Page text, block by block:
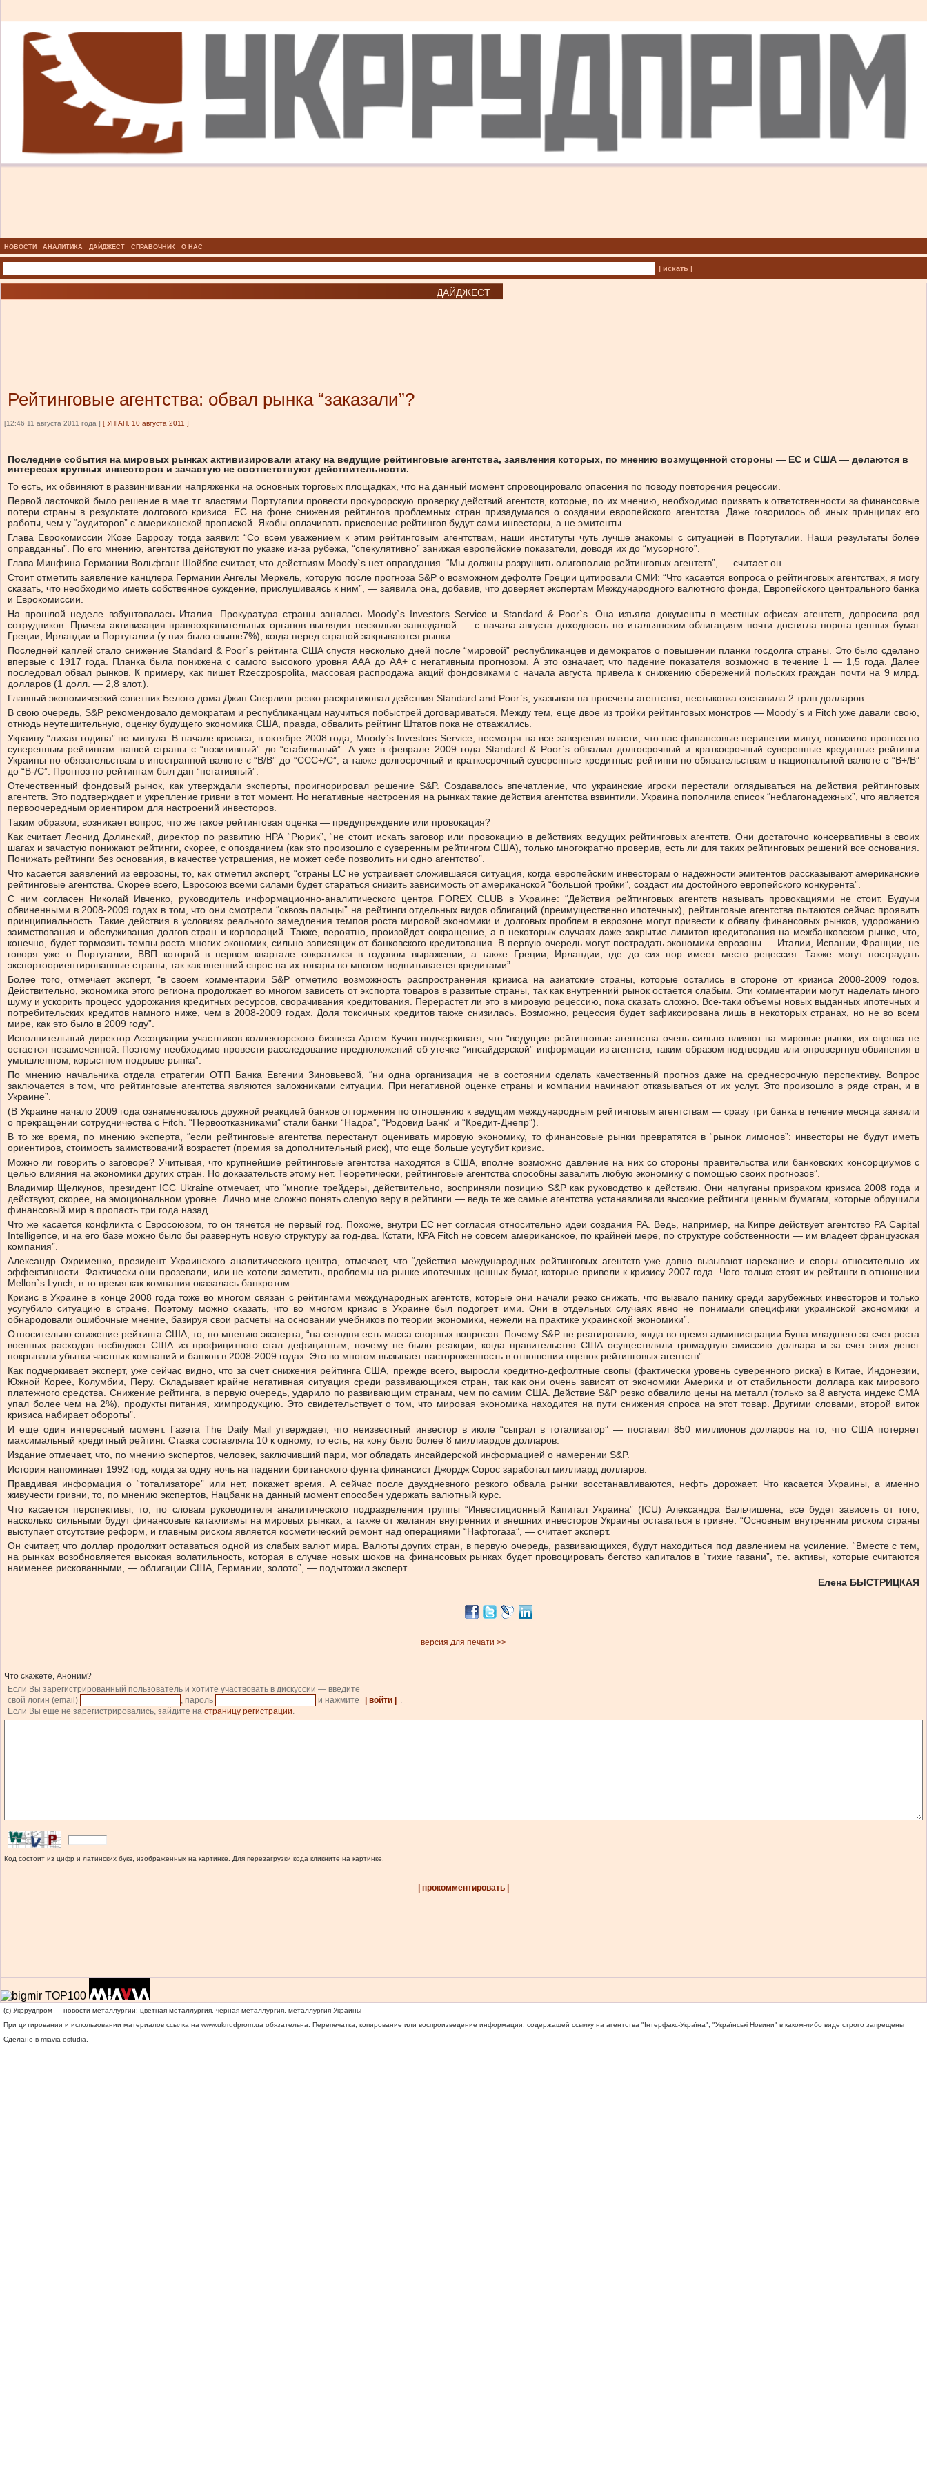
НОВОСТИ АНАЛИТИКА ДАЙДЖЕСТ СПРАВОЧНИК О НАС
| искать |
ДАЙДЖЕСТ
Рейтинговые агентства: обвал рынка “заказали”?
[12:46 11 августа 2011 года ] [ УНІАН, 10 августа 2011 ]
Последние события на мировых рынках активизировали атаку на ведущие рейтинговые агентства, заявления которых, по мнению возмущенной стороны — ЕС и США — делаются в
интересах крупных инвесторов и зачастую не соответствуют действительности.
То есть, их обвиняют в развинчивании напряженки на основных торговых площадках, что на данный момент спровоцировало опасения по поводу повторения рецессии.
Первой ласточкой было решение в мае т.г. властями Португалии провести прокурорскую проверку действий агентств, которые, по их мнению, необходимо призвать к ответственности за финансовые
потери страны в результате долгового кризиса. ЕС на фоне снижения рейтингов проблемных стран призадумался о создании европейского агентства. Даже говорилось об иных принципах его
работы, чем у “аудиторов” с американской пропиской. Якобы оплачивать присвоение рейтингов будут сами инвесторы, а не эмитенты.
Глава Еврокомиссии Жозе Баррозу тогда заявил: “Со всем уважением к этим рейтинговым агентствам, наши институты чуть лучше знакомы с ситуацией в Португалии. Наши результаты более
оправданны”. По его мнению, агентства действуют по указке из-за рубежа, “спекулятивно” занижая европейские показатели, доводя их до “мусорного”.
Глава Минфина Германии Вольфганг Шойбле считает, что действиям Moody`s нет оправдания. “Мы должны разрушить олигополию рейтинговых агентств”, — считает он.
Стоит отметить заявление канцлера Германии Ангелы Меркель, которую после прогноза S&P о возможном дефолте Греции цитировали СМИ: “Что касается вопроса о рейтинговых агентствах, я могу
сказать, что необходимо иметь собственное суждение, прислушиваясь к ним”, — заявила она, добавив, что доверяет экспертам Международного валютного фонда, Европейского центрального банка
и Еврокомиссии.
На прошлой неделе взбунтовалась Италия. Прокуратура страны занялась Moody`s Investors Service и Standard & Poor`s. Она изъяла документы в местных офисах агентств, допросила ряд
сотрудников. Причем активизация правоохранительных органов выглядит несколько запоздалой — с начала августа доходность по итальянским облигациям почти достигла порога ценных бумаг
Греции, Ирландии и Португалии (у них было свыше7%), когда перед страной закрываются рынки.
Последней каплей стало снижение Standard & Poor`s рейтинга США спустя несколько дней после “мировой” республиканцев и демократов о повышении планки госдолга страны. Это было сделано
впервые с 1917 года. Планка была понижена с самого высокого уровня ААА до АА+ с негативным прогнозом. А это означает, что падение показателя возможно в течение 1 — 1,5 года. Далее
последовал обвал рынков. К примеру, как пишет Rzeczpospolita, массовая распродажа акций фондовиками с начала августа привела к снижению сбережений польских граждан почти на 9 млрд.
долларов (1 долл. — 2,8 злот.).
Главный экономический советник Белого дома Джин Сперлинг резко раскритиковал действия Standard and Poor`s, указывая на просчеты агентства, нестыковка составила 2 трлн долларов.
В свою очередь, S&P рекомендовало демократам и республиканцам научиться побыстрей договариваться. Между тем, еще двое из тройки рейтинговых монстров — Moody`s и Fitch уже давали свою,
отнюдь неутешительную, оценку будущего экономика США, правда, обвалить рейтинг Штатов пока не отважились.
Украину “лихая година” не минула. В начале кризиса, в октябре 2008 года, Moody`s Investors Service, несмотря на все заверения власти, что нас финансовые перипетии минут, понизило прогноз по
суверенным рейтингам нашей страны с “позитивный” до “стабильный”. А уже в феврале 2009 года Standard & Poor`s обвалил долгосрочный и краткосрочный суверенные кредитные рейтинги
Украины по обязательствам в иностранной валюте с “В/В” до “ССС+/С”, а также долгосрочный и краткосрочный суверенные кредитные рейтинги по обязательствам в национальной валюте с “В+/В”
до “В-/С”. Прогноз по рейтингам был дан “негативный”.
Отечественный фондовый рынок, как утверждали эксперты, проигнорировал решение S&P. Создавалось впечатление, что украинские игроки перестали оглядываться на действия рейтинговых
агентств. Это подтверждает и укрепление гривни в тот момент. Но негативные настроения на рынках такие действия агентства взвинтили. Украина пополнила список “неблагонадежных”, что является
первоочередным ориентиром для настроений инвесторов.
Таким образом, возникает вопрос, что же такое рейтинговая оценка — предупреждение или провокация?
Как считает Леонид Долинский, директор по развитию НРА “Рюрик”, “не стоит искать заговор или провокацию в действиях ведущих рейтинговых агентств. Они достаточно консервативны в своих
шагах и зачастую понижают рейтинги, скорее, с опозданием (как это произошло с суверенным рейтингом США), только многократно проверив, есть ли для таких рейтинговых решений все основания.
Понижать рейтинги без основания, в качестве устрашения, не может себе позволить ни одно агентство”.
Что касается заявлений из еврозоны, то, как отметил эксперт, “страны ЕС не устраивает сложившаяся ситуация, когда европейским инвесторам о надежности эмитентов рассказывают американские
рейтинговые агентства. Скорее всего, Евросоюз всеми силами будет стараться снизить зависимость от американской “большой тройки”, создаст им достойного европейского конкурента”.
С ним согласен Николай Ивченко, руководитель информационно-аналитического центра FOREX CLUB в Украине: “Действия рейтинговых агентств называть провокациями не стоит. Будучи
обвиненными в 2008-2009 годах в том, что они смотрели “сквозь пальцы” на рейтинги отдельных видов облигаций (преимущественно ипотечных), рейтинговые агентства пытаются сейчас проявить
принципиальность. Такие действия в условиях реального замедления темпов роста мировой экономики и долговых проблем в еврозоне могут привести к обвалу финансовых рынков, удорожанию
заимствования и обслуживания долгов стран и корпораций. Также, вероятно, произойдет сокращение, а в некоторых случаях даже закрытие лимитов кредитования на межбанковском рынке, что,
конечно, будет тормозить темпы роста многих экономик, сильно зависящих от банковского кредитования. В первую очередь могут пострадать экономики еврозоны — Италии, Испании, Франции, не
говоря уже о Португалии, ВВП которой в первом квартале сократился в годовом выражении, а также Греции, Ирландии, где до сих пор имеет место рецессия. Также могут пострадать
экспортоориентированные страны, так как внешний спрос на их товары во многом подпитывается кредитами”.
Более того, отмечает эксперт, “в своем комментарии S&P отметило возможность распространения кризиса на азиатские страны, которые остались в стороне от кризиса 2008-2009 годов.
Действительно, экономика этого региона продолжает во многом зависеть от экспорта товаров в развитые страны, так как внутренний рынок остается слабым. Эти комментарии могут наделать много
шуму и ускорить процесс удорожания кредитных ресурсов, сворачивания кредитования. Перерастет ли это в мировую рецессию, пока сказать сложно. Все-таки объемы новых выданных ипотечных и
потребительских кредитов намного ниже, чем в 2008-2009 годах. Доля токсичных кредитов также снизилась. Возможно, рецессия будет зафиксирована лишь в некоторых странах, но не во всем
мире, как это было в 2009 году”.
Исполнительный директор Ассоциации участников коллекторского бизнеса Артем Кучин подчеркивает, что “ведущие рейтинговые агентства очень сильно влияют на мировые рынки, их оценка не
остается незамеченной. Поэтому необходимо провести расследование предположений об утечке “инсайдерской” информации из агентств, таким образом подтвердив или опровергнув обвинения в
умышленном, корыстном подрыве рынка”.
По мнению начальника отдела стратегии ОТП Банка Евгении Зиновьевой, “ни одна организация не в состоянии сделать качественный прогноз даже на среднесрочную перспективу. Вопрос
заключается в том, что рейтинговые агентства являются заложниками ситуации. При негативной оценке страны и компании начинают отказываться от их услуг. Это произошло в ряде стран, и в
Украине”.
(В Украине начало 2009 года ознаменовалось дружной реакцией банков отторжения по отношению к ведущим международным рейтинговым агентствам — сразу три банка в течение месяца заявили
о прекращении сотрудничества с Fitch. “Первоотказниками” стали банки “Надра”, “Родовид Банк” и “Кредит-Днепр”).
В то же время, по мнению эксперта, “если рейтинговые агентства перестанут оценивать мировую экономику, то финансовые рынки превратятся в “рынок лимонов”: инвесторы не будут иметь
ориентиров, стоимость заимствований возрастет (премия за дополнительный риск), что еще больше усугубит кризис.
Можно ли говорить о заговоре? Учитывая, что крупнейшие рейтинговые агентства находятся в США, вполне возможно давление на них со стороны правительства или банковских консорциумов с
целью влияния на экономики других стран. Но доказательств этому нет. Теоретически, рейтинговые агентства способны завалить любую экономику с помощью своих прогнозов”.
Владимир Щелкунов, президент ICC Ukraine отмечает, что “многие трейдеры, действительно, восприняли позицию S&P как руководство к действию. Они напуганы призраком кризиса 2008 года и
действуют, скорее, на эмоциональном уровне. Лично мне сложно понять слепую веру в рейтинги — ведь те же самые агентства устанавливали высокие рейтинги ценным бумагам, которые обрушили
финанcовый мир в пропасть три года назад.
Что же касается конфликта с Евросоюзом, то он тянется не первый год. Похоже, внутри ЕС нет согласия относительно идеи создания РА. Ведь, например, на Кипре действует агентство РА Capital
Intelligence, и на его базе можно было бы развернуть новую структуру за год-два. Кстати, КРА Fitch не совсем американское, по крайней мере, по структуре собственности — им владеет французская
компания”.
Александр Охрименко, президент Украинского аналитического центра, отмечает, что “действия международных рейтинговых агентств уже давно вызывают нарекание и споры относительно их
эффективности. Фактически они прозевали, или не хотели заметить, проблемы на рынке ипотечных ценных бумаг, которые привели к кризису 2007 года. Чего только стоят их рейтинги в отношении
Mellon`s Lynch, в то время как компания оказалась банкротом.
Кризис в Украине в конце 2008 года тоже во многом связан с рейтингами международных агентств, которые они начали резко снижать, что вызвало панику среди зарубежных инвесторов и только
усугубило ситуацию в стране. Поэтому можно сказать, что во многом кризис в Украине был подогрет ими. Они в отдельных случаях явно не понимали специфики украинской экономики и
обнародовали ошибочные мнение, базируя свои расчеты на основании учебников по теории экономики, нежели на практике украинской экономики”.
Относительно снижение рейтинга США, то, по мнению эксперта, “на сегодня есть масса спорных вопросов. Почему S&P не реагировало, когда во время администрации Буша младшего за счет роста
военных расходов госбюджет США из профицитного стал дефицитным, почему не было реакции, когда правительство США осуществляли громадную эмиссию доллара и за счет этих денег
покрывали убытки частных компаний и банков в 2008-2009 годах. Это во многом вызывает настороженность в отношении оценок рейтинговых агентств”.
Как подчеркивает эксперт, уже сейчас видно, что за счет снижения рейтинга США, прежде всего, выросли кредитно-дефолтные свопы (фактически уровень суверенного риска) в Китае, Индонезии,
Южной Корее, Колумбии, Перу. Складывает крайне негативная ситуация среди развивающихся стран, так как они очень зависят от экономики Америки и от стабильности доллара как мирового
платежного средства. Снижение рейтинга, в первую очередь, ударило по развивающим странам, чем по самим США. Действие S&P резко обвалило цены на металл (только за 8 августа индекс СМА
упал более чем на 2%), продукты питания, химпродукцию. Это свидетельствует о том, что мировая экономика находится на пути снижения спроса на этот товар. Другими словами, второй виток
кризиса набирает обороты”.
И еще один интересный момент. Газета The Daily Mail утверждает, что неизвестный инвестор в июле “сыграл в тотализатор” — поставил 850 миллионов долларов на то, что США потеряет
максимальный кредитный рейтинг. Ставка составляла 10 к одному, то есть, на кону было более 8 миллиардов долларов.
Издание отмечает, что, по мнению экспертов, человек, заключивший пари, мог обладать инсайдерской информацией о намерении S&P.
История напоминает 1992 год, когда за одну ночь на падении британского фунта финансист Джордж Сорос заработал миллиард долларов.
Правдивая информация о “тотализаторе” или нет, покажет время. А сейчас после двухдневного резкого обвала рынки восстанавливаются, нефть дорожает. Что касается Украины, а именно
живучести гривни, то, по мнению экспертов, Нацбанк на данный момент способен удержать валютный курс.
Что касается перспективы, то, по словам руководителя аналитического подразделения группы “Инвестиционный Капитал Украина” (ICU) Александра Вальчишена, все будет зависеть от того,
насколько сильными будут финансовые катаклизмы на мировых рынках, а также от желания внутренних и внешних инвесторов Украины оставаться в гривне. “Основным внутренним риском страны
выступает отсутствие реформ, и главным риском является косметический ремонт над операциями “Нафтогаза”, — считает эксперт.
Он считает, что доллар продолжит оставаться одной из слабых валют мира. Валюты других стран, в первую очередь, развивающихся, будут находиться под давлением на усиление. “Вместе с тем,
на рынках возобновляется высокая волатильность, которая в случае новых шоков на финансовых рынках будет провоцировать бегство капиталов в “тихие гавани”, т.е. активы, которые считаются
наименее рискованными, — облигации США, Германии, золото”, — подытожил эксперт.
Елена БЫСТРИЦКАЯ
версия для печати >>
Что скажете, Аноним?
Если Вы зарегистрированный пользователь и хотите участвовать в дискуссии — введите
свой логин (email)
, пароль и нажмите | войти |
.
Если Вы еще не зарегистрировались, зайдите на страницу регистрации.
Код состоит из цифр и латинских букв, изображенных на картинке. Для перезагрузки кода кликните на картинке.
| прокомментировать |
(c) Укррудпром — новости металлургии: цветная металлургия, черная металлургия, металлургия Украины
При цитировании и использовании материалов ссылка на www.ukrrudprom.ua обязательна. Перепечатка, копирование или воспроизведение информации, содержащей ссылку на агентства "Iнтерфакс-Україна", "Українськi Новини" в каком-либо виде строго запрещены
Сделано в miavia estudia.